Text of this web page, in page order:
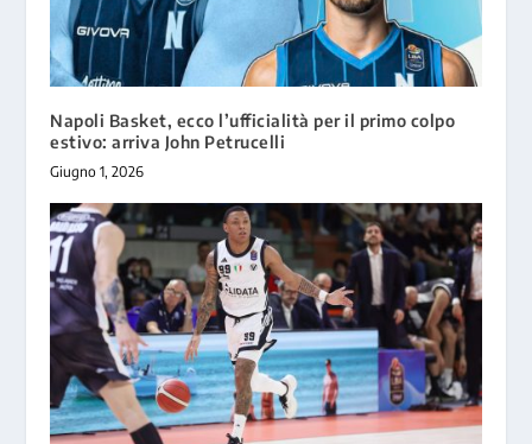
Napoli Basket, ecco l’ufficialità per il primo colpo
estivo: arriva John Petrucelli
Giugno 1, 2026